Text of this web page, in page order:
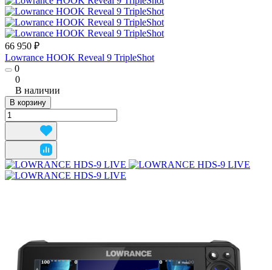
66 950 ₽
Lowrance HOOK Reveal 9 TripleShot
0
0
В наличии
В корзину